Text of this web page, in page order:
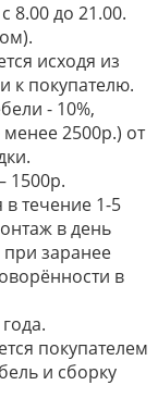
8.00 до 21.00.
исходя из
к покупателю.
- 10%,
2500р.) от
1500р.
течение 1-5
в день
при заранее
в
покупателем
и сборку